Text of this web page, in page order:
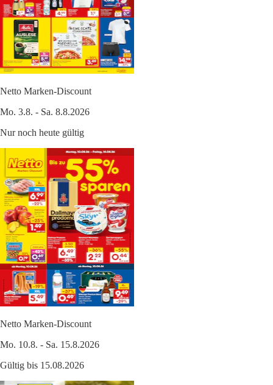
Netto Marken-Discount
Mo. 3.8. - Sa. 8.8.2026
Nur noch heute gültig
Netto Marken-Discount
Mo. 10.8. - Sa. 15.8.2026
Gültig bis 15.08.2026